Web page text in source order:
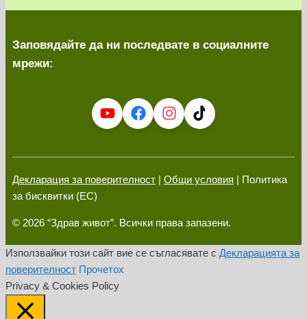
Заповядайте да ни последвате в социалните
мрежи:
Декларация за поверителност | Общи условия | Политика
за бисквитки (ЕС)
© 2026 “Здрав живот”. Всички права запазени.
Използвайки този сайт вие се съгласявате с Декларацията за
поверителност Прочетох
Privacy & Cookies Policy